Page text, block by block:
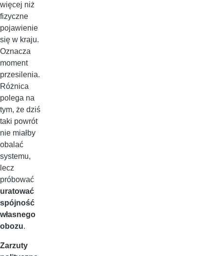
więcej niż
fizyczne
pojawienie
się w kraju.
Oznacza
moment
przesilenia.
Różnica
polega na
tym, że dziś
taki powrót
nie miałby
obalać
systemu,
lecz
próbować
uratować
spójność
własnego
obozu.
Zarzuty